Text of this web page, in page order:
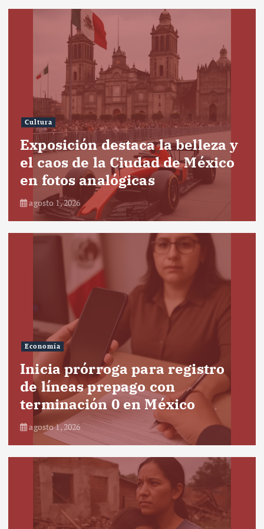
Cultura
Exposición destaca la belleza y
el caos de la Ciudad de México
en fotos analógicas
agosto 1, 2026
Economía
Inicia prórroga para registro
de líneas prepago con
terminación 0 en México
agosto 1, 2026